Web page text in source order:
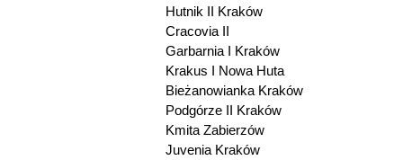
Hutnik II Kraków
Cracovia II
Garbarnia I Kraków
Krakus I Nowa Huta
Bieżanowianka Kraków
Podgórze II Kraków
Kmita Zabierzów
Juvenia Kraków